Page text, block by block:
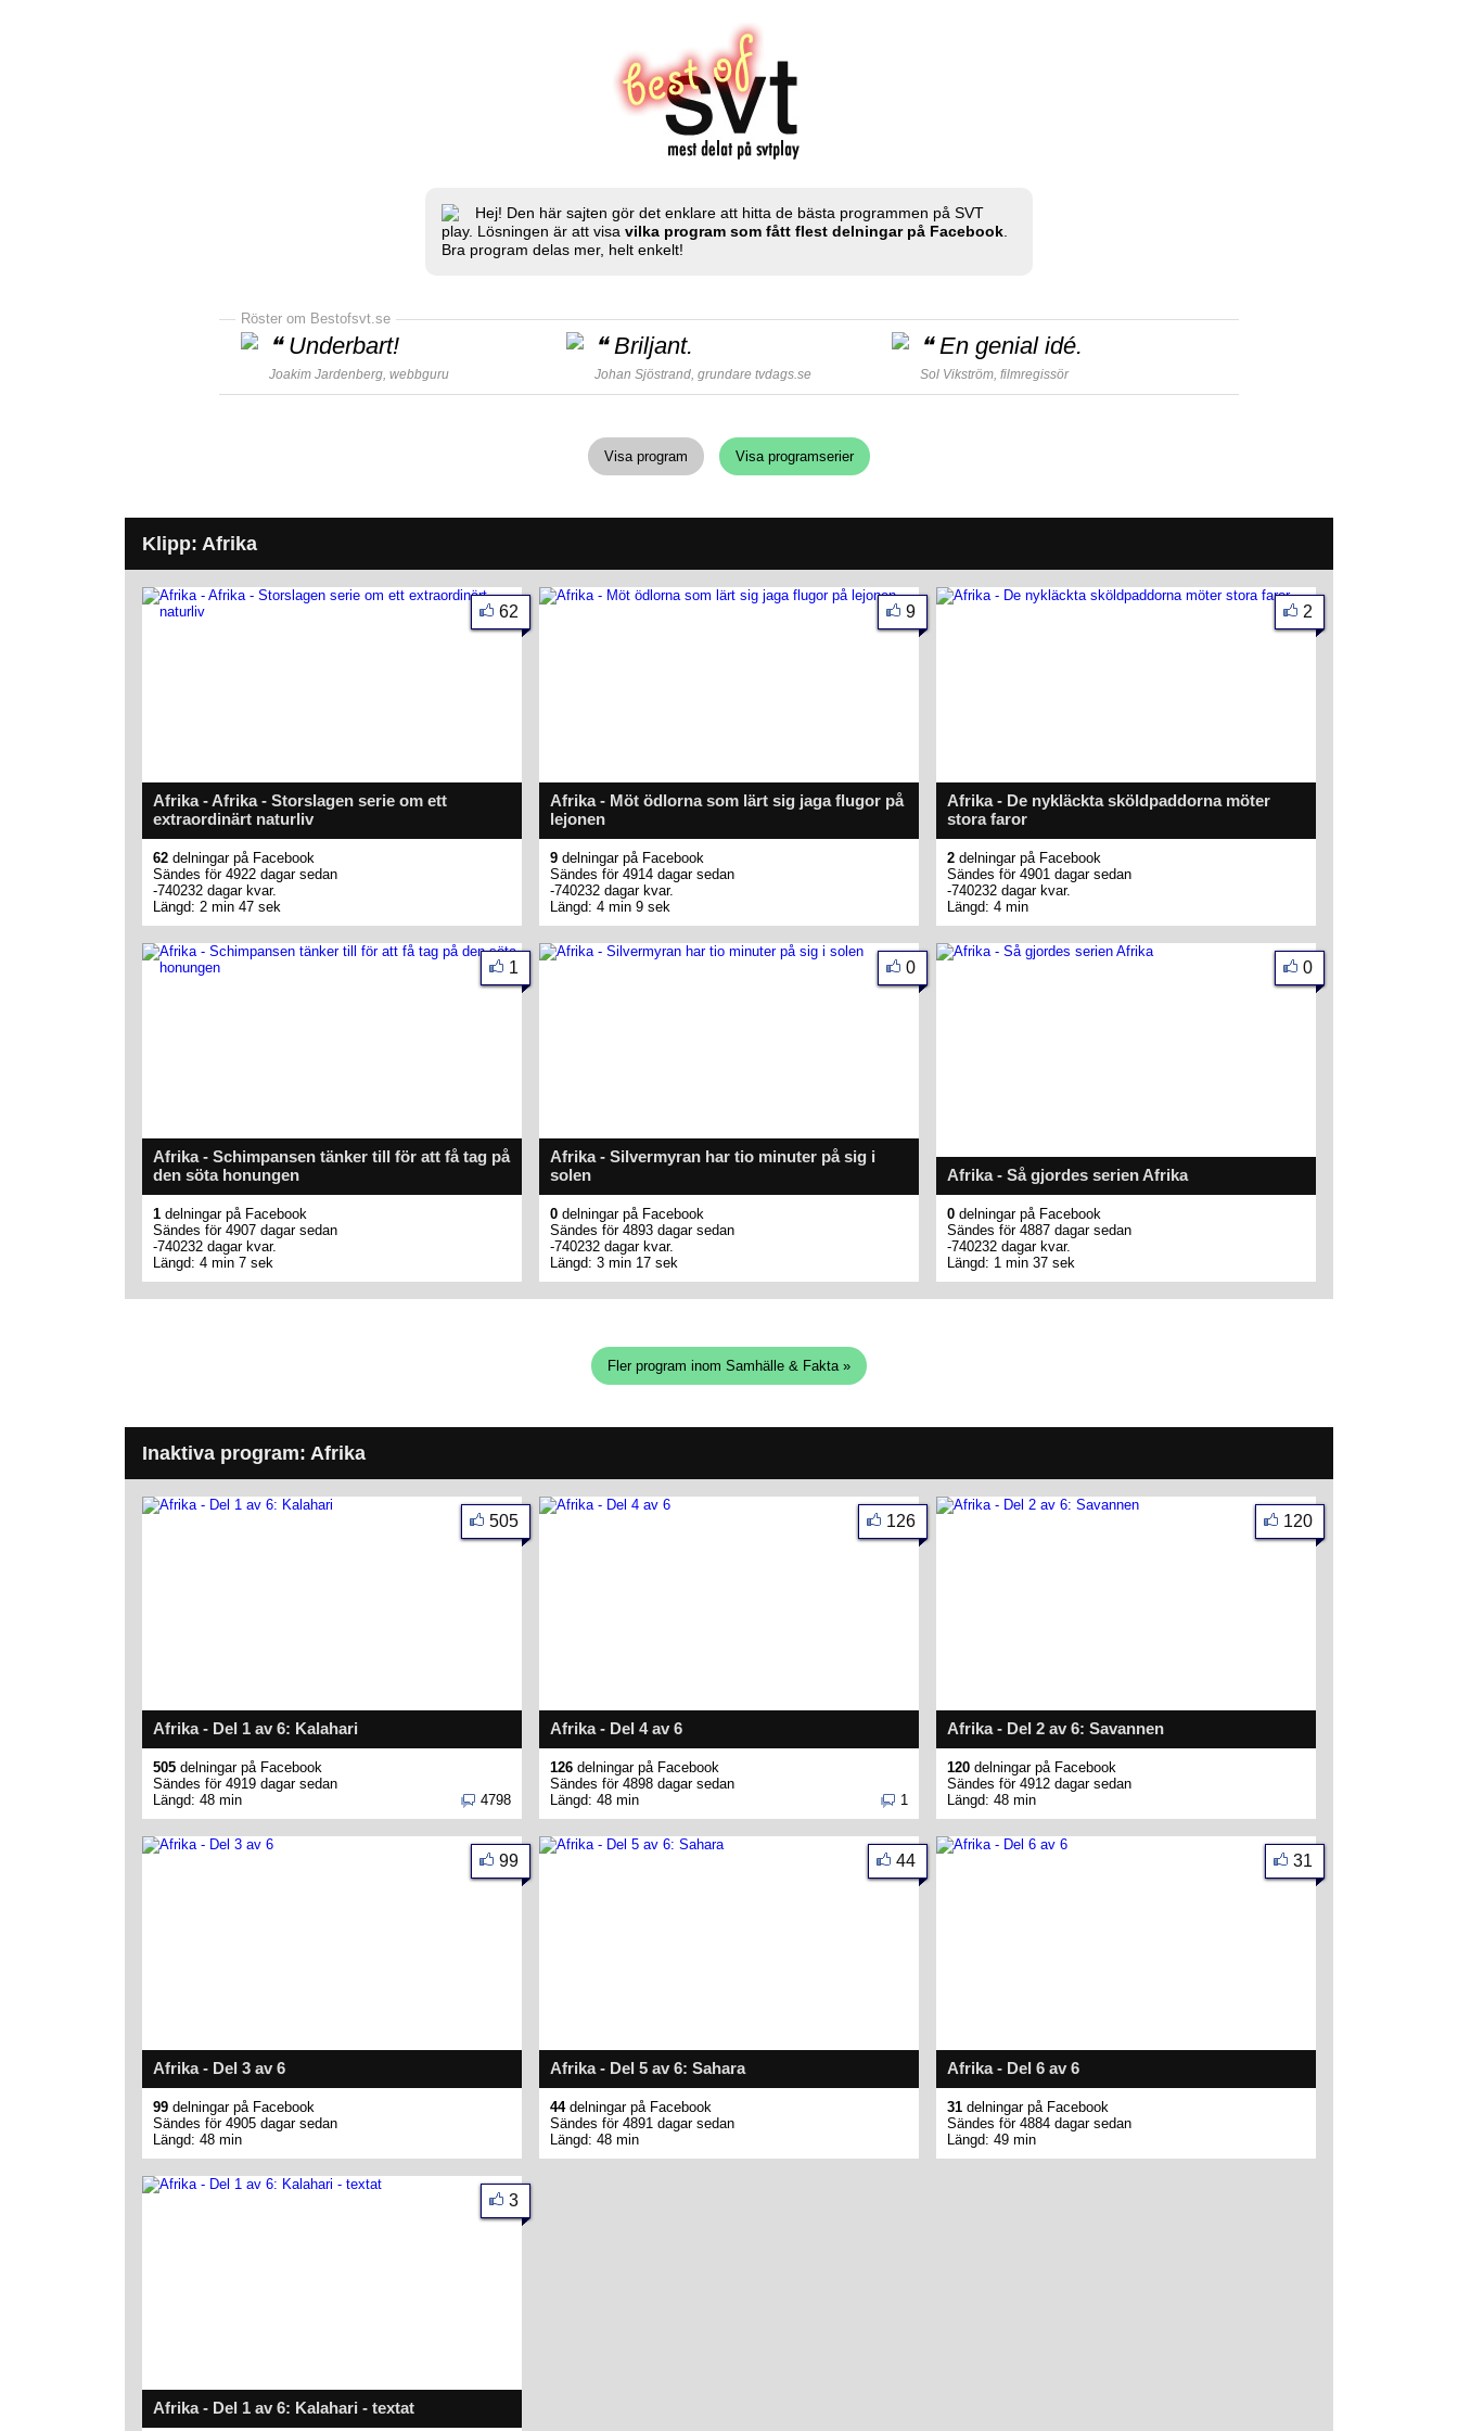
Hej! Den här sajten gör det enklare att hitta de bästa programmen på SVT
play. Lösningen är att visa vilka program som fått flest delningar på Facebook
Bra program delas mer, helt enkelt!
Röster om Bestofsvt.se
❝ Underbart!
Joakim Jardenberg, webbguru
❝Briljant.
Johan Sjöstrand, grundare tvdags.se
❝En genial idé.
Sol Vikström, filmregissör
Visa program Visa programserier
Klipp: Afrika
Afrika - Afrika - Storslagen serie om ett
extraordinärt naturliv
62
62 delningar på Facebook
Sändes för 4922 dagar sedan
-740232 dagar kvar.
Längd: 2 min 47 sek
Afrika - Möt ödlorna som lärt sig jaga flugor på
lejonen
9
9 delningar på Facebook
Sändes för 4914 dagar sedan
-740232 dagar kvar.
Längd: 4 min 9 sek
Afrika - De nykläckta sköldpaddorna möter
stora faror
2
2 delningar på Facebook
Sändes för 4901 dagar sedan
-740232 dagar kvar.
Längd: 4 min
Afrika - Schimpansen tänker till för att få tag på
den söta honungen
1
1 delningar på Facebook
Sändes för 4907 dagar sedan
-740232 dagar kvar.
Längd: 4 min 7 sek
Afrika - Silvermyran har tio minuter på sig i
solen
0
0 delningar på Facebook
Sändes för 4893 dagar sedan
-740232 dagar kvar.
Längd: 3 min 17 sek
Afrika - Så gjordes serien Afrika
0
0 delningar på Facebook
Sändes för 4887 dagar sedan
-740232 dagar kvar.
Längd: 1 min 37 sek
Fler program inom Samhälle & Fakta »
Inaktiva program: Afrika
Afrika - Del 1 av 6: Kalahari
505
505 delningar på Facebook
Sändes för 4919 dagar sedan
Längd: 48 min
4798
Afrika - Del 4 av 6
126
126 delningar på Facebook
Sändes för 4898 dagar sedan
Längd: 48 min
1
Afrika - Del 2 av 6: Savannen
120
120 delningar på Facebook
Sändes för 4912 dagar sedan
Längd: 48 min
Afrika - Del 3 av 6
99
99 delningar på Facebook
Sändes för 4905 dagar sedan
Längd: 48 min
Afrika - Del 5 av 6: Sahara
44
44delningar på Facebook
Sändes för 4891 dagar sedan
Längd: 48 min
Afrika - Del 6 av 6
31
31 delningar på Facebook
Sändes för 4884 dagar sedan
Längd: 49 min
Afrika - Del 1 av 6: Kalahari - textat
3